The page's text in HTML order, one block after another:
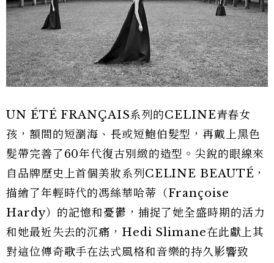
UN ÉTÉ FRANÇAIS系列的CELINE青春女
孩，額間的短瀏海、長或短鮑伯髮型，再戴上黑色
髮帶完善了60年代復古別緻的造型。尖銳的眼線來
自品牌歷史上首個美妝系列CELINE BEAUTÉ，
描繪了年輕時代的馮絲華哈蒂（Françoise
Hardy）的記憶和憂鬱，捕捉了她全盛時期的活力
和她最近失去的沉痛，Hedi Slimane在此獻上其
對這位傳奇歌手在法式風格和音樂的持久影響致